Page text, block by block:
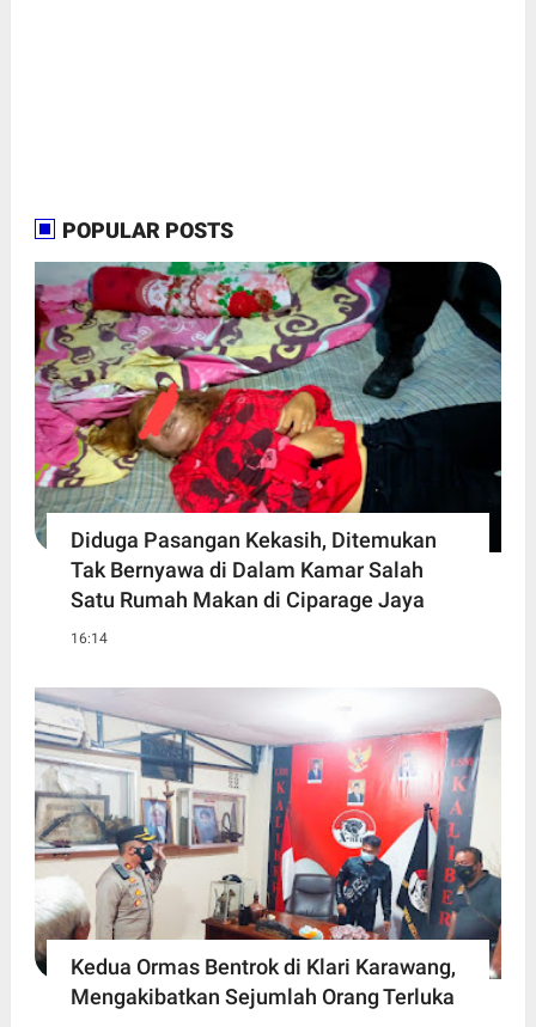
POPULAR POSTS
Diduga Pasangan Kekasih, Ditemukan
Tak Bernyawa di Dalam Kamar Salah
Satu Rumah Makan di Ciparage Jaya
16:14
Kedua Ormas Bentrok di Klari Karawang,
Mengakibatkan Sejumlah Orang Terluka